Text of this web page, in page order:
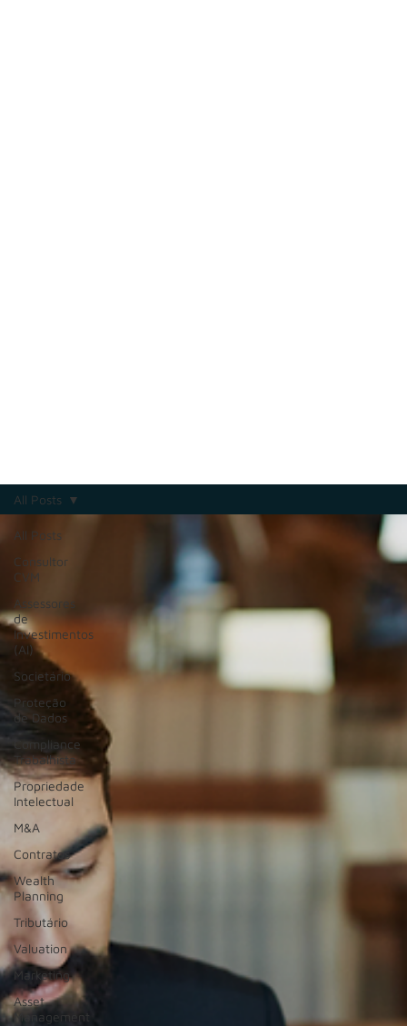
All Posts
Consultor
CVM
Assessores
de
Investimentos
(AI)
Societário
Proteção
de Dados
Compliance
Trabalhista
Propriedade
Intelectual
M&A
Contratos
Wealth
Planning
Tributário
Valuation
Marketing
Asset
Management
All Posts